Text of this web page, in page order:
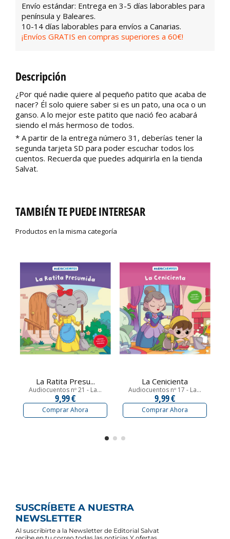
Envío estándar: Entrega en 3-5 días laborables para
península y Baleares.
10-14 días laborables para envíos a Canarias.
¡Envíos GRATIS en compras superiores a 60€!
Descripción
¿Por qué nadie quiere al pequeño patito que acaba de
nacer? Él solo quiere saber si es un pato, una oca o un
ganso. A lo mejor este patito que nació feo acabará
siendo el más hermoso de todos.
* A partir de la entrega número 31, deberías tener la
segunda tarjeta SD para poder escuchar todos los
cuentos. Recuerda que puedes adquirirla en la tienda
Salvat.
TAMBIÉN TE PUEDE INTERESAR
Productos en la misma categoría
La Ratita Presu...
Audiocuentos nº 21 - La...
9,99 €
Comprar Ahora
La Cenicienta
Audiocuentos nº 17 - La...
9,99 €
Comprar Ahora
SUSCRÍBETE A NUESTRA
NEWSLETTER
Al suscribirte a la Newsletter de Editorial Salvat